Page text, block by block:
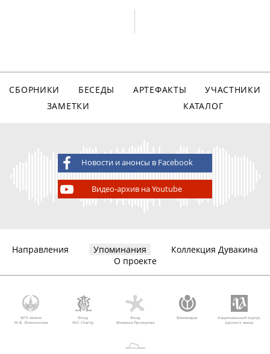
СБОРНИКИ БЕСЕДЫ АРТЕФАКТЫ
УЧАСТНИКИ
ЗАМЕТКИ
КАТАЛОГ
Новости и анонсы в Facebook
Видео-архив на Youtube
Направления Упоминания
Коллекция Дувакина
О проекте
МГУ имени
М.В. Ломоносова
Фонд
AVC Charity
Фонд
Михаила Прохорова
Викимедиа
Национальный корпус
русского языка